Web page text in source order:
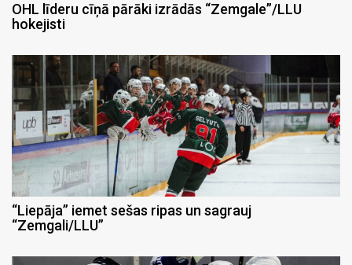
OHL līderu cīņā pārāki izrādās “Zemgale”/LLU
hokejisti
“Liepāja” iemet sešas ripas un sagrauj
“Zemgali/LLU”